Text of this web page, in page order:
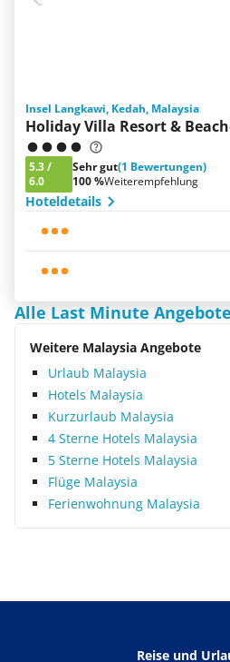
Insel Langkawi, Kedah, Malaysia
Holiday Villa Resort &
5.3/
6.0
Sehr gut(1 Bewertungen)
100 %Weiterempfehlung
Hoteldetails
Alle Last Minute
Weitere Malaysia Angebote
Urlaub Malaysia
Hotels Malaysia
Kurzurlaub Malaysia
4 Sterne Hotels Malaysia
5 Sterne Hotels Malaysia
Flüge Malaysia
Ferienwohnung Malaysia
Reise und